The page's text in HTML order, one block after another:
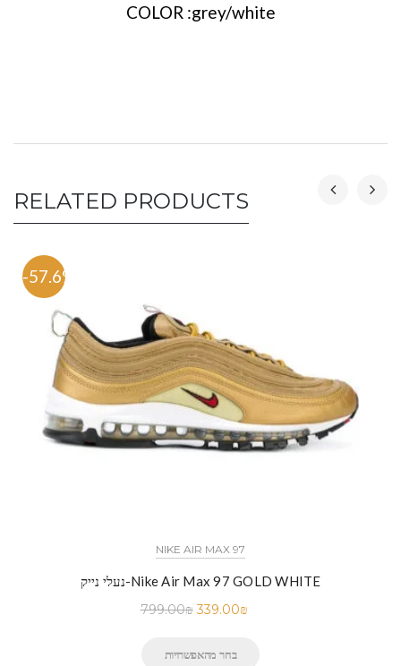
COLOR :grey/white
RELATED PRODUCTS
-57.6%
NIKE AIR MAX 97
נעלי נייק-Nike Air Max 97 GOLD WHITE
799.00₪ 339.00₪
בחר מהאפשרויות